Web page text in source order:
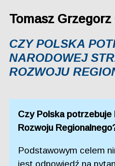
Tomasz Grzegorz
CZY POLSKA
NARODOWEJ
ROZWOJU
Czy Polska
Rozwoju
Podstawowym celem
jest odpowiedź na